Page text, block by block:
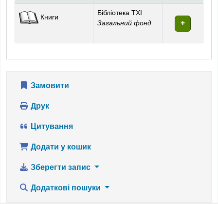
Фонди
Книги Бібліотека ТХІ
Загальний фонд
Замовити
Друк
Цитування
Додати у кошик
Зберегти запис
Додаткові пошуки